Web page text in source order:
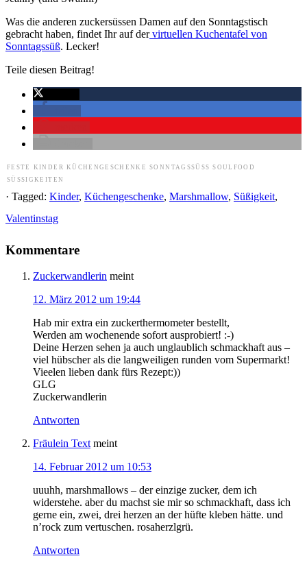
Was die anderen zuckersüssen Damen auf den Sonntagstisch
gebracht haben, findet Ihr auf dervirtuellen Kuchentafel von
Sonntagssüß. Lecker!
Teile diesen Beitrag!
FESTE KINDER KÜCHENGESCHENKE SONNTAGSSÜSS
SOULFOOD
SÜSSIGKEITEN
· Tagged: Kinder, Küchengeschenke, Marshmallow, Süßigkeit,
Valentinstag
Kommentare
Zuckerwandlerin meint
12. März 2012 um 19:44
Hab mir extra ein zuckerthermometer bestellt,
Werden am wochenende sofort ausprobiert! :-)
Deine Herzen sehen ja auch unglaublich schmackhaft aus –
viel hübscher als die langweiligen runden vom Supermarkt!
Vieelen lieben dank fürs Rezept:))
GLG
Zuckerwandlerin
Antworten
Fräulein Text meint
14. Februar 2012 um 10:53
uuuhh, marshmallows – der einzige zucker, dem ich
widerstehe. aber du machst sie mir so schmackhaft, dass ich
gerne ein, zwei, drei herzen an der hüfte kleben hätte. und
n’rock zum vertuschen. rosaherzlgrü.
Antworten